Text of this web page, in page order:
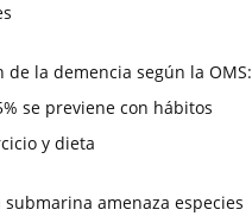
de la demencia según la OMS:
se previene con hábitos
y dieta
submarina amenaza especies